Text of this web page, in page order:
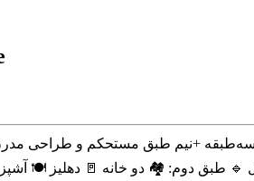
لــــوکس نمره دوم چهار راه خیرآباد! 🌈 📐 مساحت زمین: 160۰ متر مربع 🏠 ساختمان: سه‌طبقه
طبق دوم: 🏘 دو خانه 🚪 دهلیز 🍽